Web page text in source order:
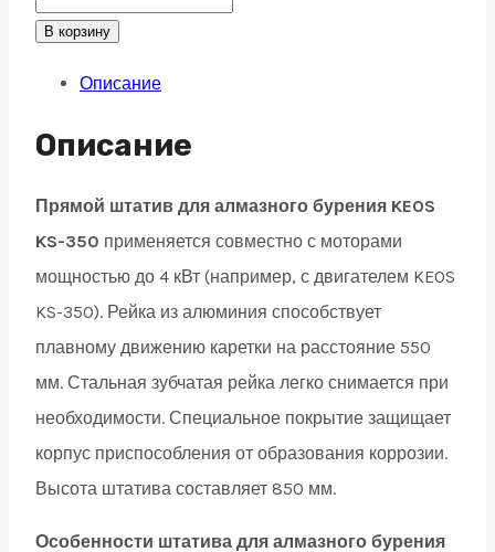
штатив
алмазного
KS-
350S
quantity
В корзину
Описание
Описание
Прямой штатив для алмазного бурения KEOS
KS-350 применяется совместно с моторами
мощностью до 4 кВт (например, с двигателем KEOS
KS-350). Рейка из алюминия способствует
плавному движению каретки на расстояние 550
мм. Стальная зубчатая рейка легко снимается при
необходимости. Специальное покрытие защищает
корпус приспособления от образования коррозии.
Высота штатива составляет 850 мм.
Особенности штатива для алмазного бурения